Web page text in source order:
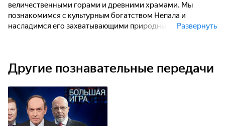
величественными горами и древними храмами. Мы
познакомимся с культурным богатством Непала и
насладимся его захватывающими природными
Развернуть
Другие познавательные передачи